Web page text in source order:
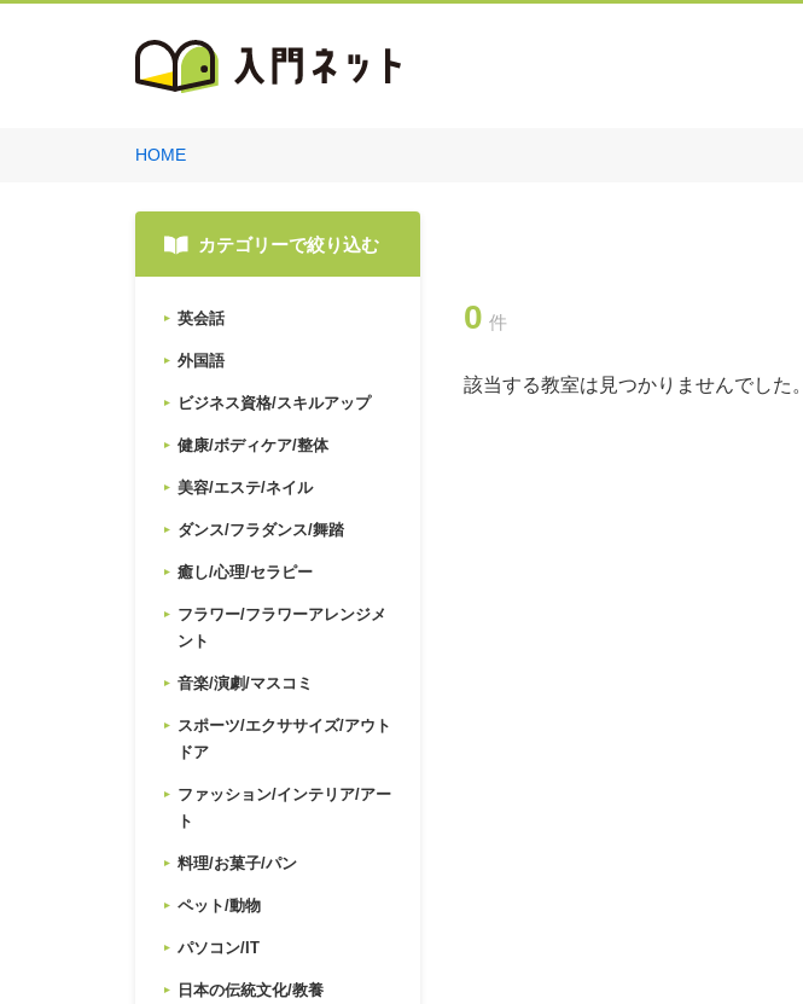
HOME
カテゴリーで絞り込む
英会話
外国語
ビジネス資格/スキルアップ
健康/ボディケア/整体
美容/エステ/ネイル
ダンス/フラダンス/舞踏
癒し/心理/セラピー
フラワー/フラワーアレンジメ
ント
音楽/演劇/マスコミ
スポーツ/エクササイズ/アウト
ドア
ファッション/インテリア/アー
ト
料理/お菓子/パン
ペット/動物
パソコン/IT
日本の伝統文化/教養
0 件
該当する教室は見つかりませんでした。